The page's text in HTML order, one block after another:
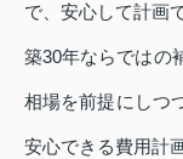
で、安心して計画
築30年ならではの
相場を前提にしつ
安心できる費用計